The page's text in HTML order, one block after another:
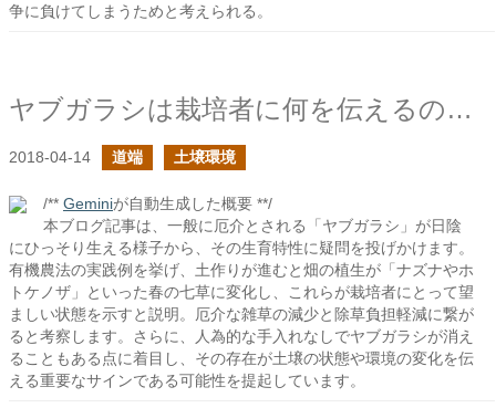
争に負けてしまうためと考えられる。
ヤブガラシは栽培者に何を伝えるのか？
2018-04-14 道端 土壌環境
/** Geminiが自動生成した概要 **/
本ブログ記事は、一般に厄介とされる「ヤブガラシ」が日陰
にひっそり生える様子から、その生育特性に疑問を投げかけます。
有機農法の実践例を挙げ、土作りが進むと畑の植生が「ナズナやホ
トケノザ」といった春の七草に変化し、これらが栽培者にとって望
ましい状態を示すと説明。厄介な雑草の減少と除草負担軽減に繋が
ると考察します。さらに、人為的な手入れなしでヤブガラシが消え
ることもある点に着目し、その存在が土壌の状態や環境の変化を伝
える重要なサインである可能性を提起しています。